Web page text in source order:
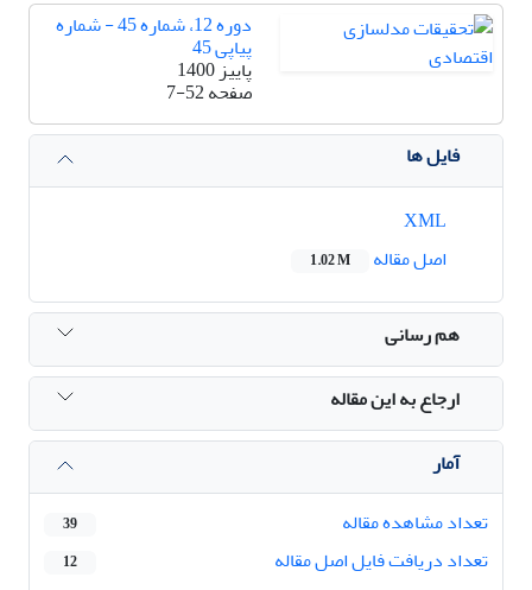
دوره 12، شماره 45 - شماره
پیاپی 45
پاییز 1400
صفحه7-52
فایل ها
اصل مقاله
1.02 M
هم رسانی
ارجاع به این مقاله
آمار
تعداد مشاهده مقاله
39
تعداد دریافت فایل اصل مقاله 12